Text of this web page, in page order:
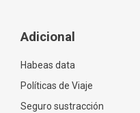
Adicional
Habeas data
Políticas de Viaje
Seguro sustracción